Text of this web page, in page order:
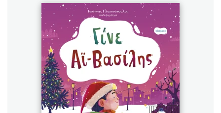
Χάρης Πολίτης
Καθρέφτης
Sebastian Fitzek